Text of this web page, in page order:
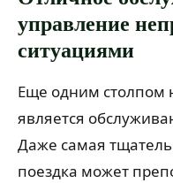
управление
ситуациями
Еще одним столпом
является
Даже самая
поездка может